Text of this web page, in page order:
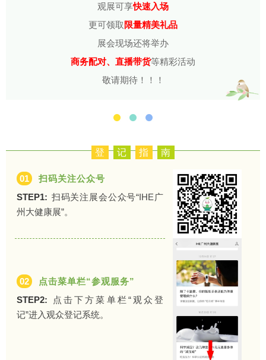
观展可享快速入场
更可领取 限量精美礼品
展会现场还将举办
商务配对、直播带货等精彩活动
敬请期待！！！
登 记 指 南
01
扫码关注公众号
STEP1: 扫码关注展会公众号“IHE广
州大健康展”。
02
点击菜单栏“参观服务”
STEP2:
点击下方菜单栏“观众登
记”进入观众登记系统。